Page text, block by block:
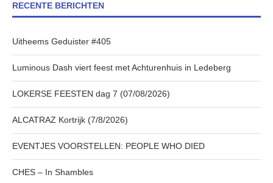
RECENTE BERICHTEN
Uitheems Geduister #405
Luminous Dash viert feest met Achturenhuis in Ledeberg
LOKERSE FEESTEN dag 7 (07/08/2026)
ALCATRAZ Kortrijk (7/8/2026)
EVENTJES VOORSTELLEN: PEOPLE WHO DIED
CHES – In Shambles